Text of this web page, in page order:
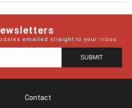
emailed straight to your inbox.
Contact